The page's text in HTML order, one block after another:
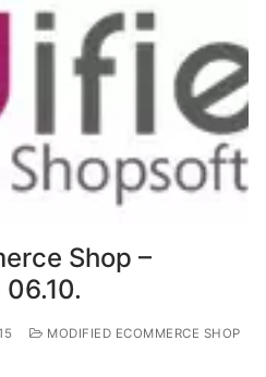
Shop –
MODIFIED ECOMMERCE SHOP